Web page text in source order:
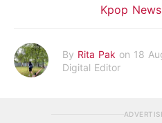
Kpop
By Rita Pak on 18
Digital Editor